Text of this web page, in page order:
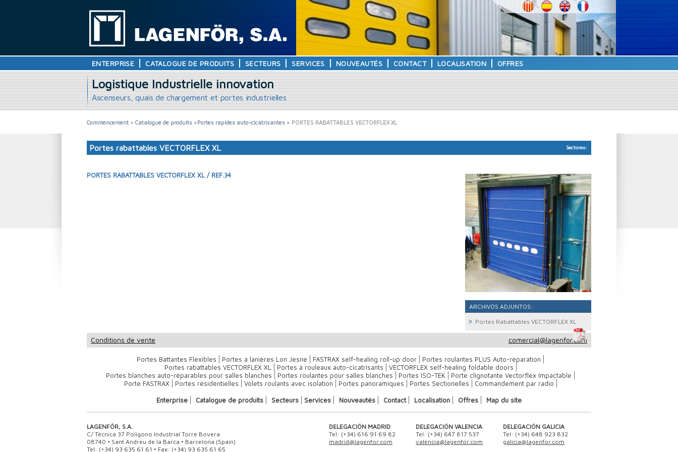
ENTERPRISE CATALOGUE DE PRODUITS SECTEURS SERVICES NOUVEAUTÉS CONTACT LOCALISATION OFFRES
Logistique Industrielle innovation
Ascenseurs, quais de chargement et portes industrielles
Commencement > Catalogue de produits >Portes rapides auto-cicatrisantes > PORTES RABATTABLES VECTORFLEX XL
Portes rabattables VECTORFLEX XL Sectores:
PORTES RABATTABLES VECTORFLEX XL / REF.34
ARCHIVOS ADJUNTOS:
Portes Rabattables VECTORFLEX XL
Conditions de vente comercial@lagenfor.com
Portes Battantes Flexibles Portes à lanières Lon Jesne FASTRAX self-healing roll-up door
Portes roulantes PLUS Auto-réparation
Portes rabattables VECTORFLEX XL
Portes à rouleaux auto-cicatrisants
VECTORFLEX self-healing foldable doors
Portes blanches auto-réparables pour salles blanches
Portes roulantes pour salles blanches Portes ISO-TEK
Porte clignotante Vectorflex Impactable
Porte FASTRAX
Portes résidentielles Volets roulants avec isolation Portes panoramiques Portes Sectionelles Commandement par radio
Enterprise Catalogue de produits Secteurs Services Nouveautés Contact Localisation Offres Map du site
LAGENFÖR, S.A.
C/ Técnica 37 Polígono Industrial Torre Bovera
08740 • Sant Andreu de la Barca • Barcelona (Spain)
Tel: (+34) 93 635 61 61 • Fax: (+34) 93 635 61 65
DELEGACIÓN MADRID
Tel: (+34) 616 91 69 82
madrid@lagenfor.com
DELEGACIÓN VALENCIA
Tel: (+34) 647 817 537
valencia@lagenfor.com
DELEGACIÓN GALICIA
Tel: (+34) 648 923 832
galicia@lagenfor.com